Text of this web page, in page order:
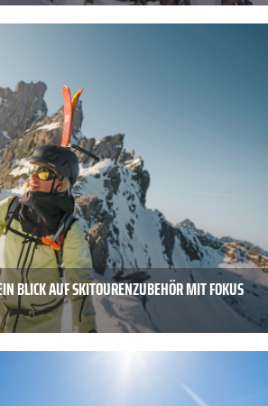
BLICK AUF SKITOUREN­ZUBEHÖR MIT FOKUS